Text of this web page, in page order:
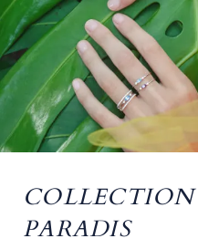
PARADIS